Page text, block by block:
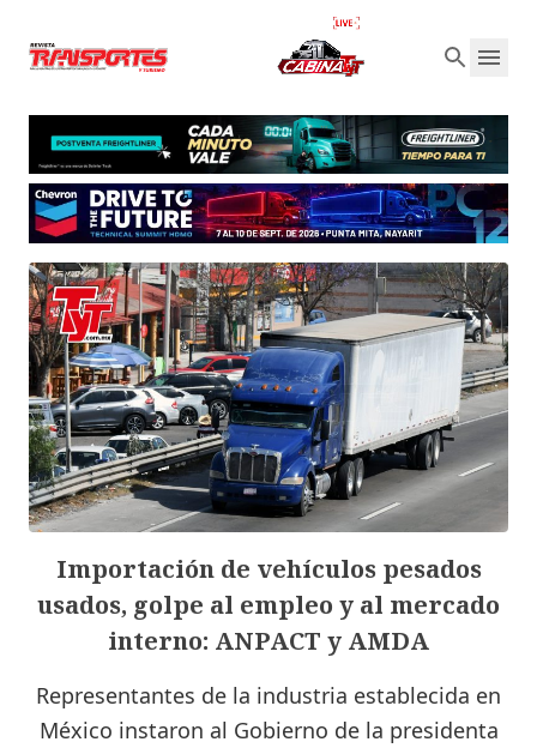
Importación de vehículos pesados
usados, golpe al empleo y al mercado
interno: ANPACT y AMDA
Representantes de la industria establecida en
México instaron al Gobierno de la presidenta